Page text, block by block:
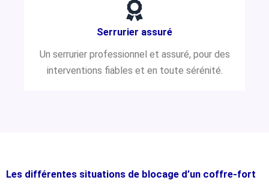
Serrurier assuré
Un serrurier professionnel et assuré, pour des
interventions fiables et en toute sérénité.
Les différentes situations de blocage d’un coffre-fort